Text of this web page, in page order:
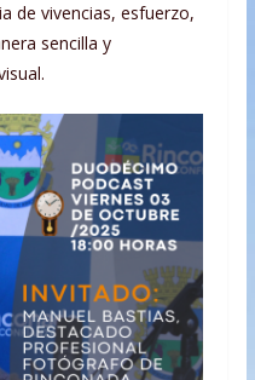
de vivencias, esfuerzo,
sencilla y